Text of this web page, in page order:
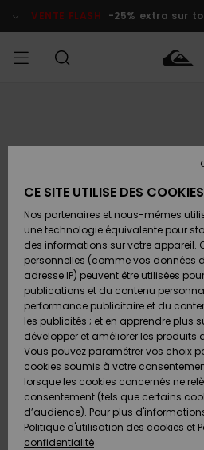
l'information
le
VENTE FLASH -25% extra sur
Accessoires
Chaussures
& Tongs
Surf
Snow
Nouveautés
Accessoires
Chaussures
& Tongs
Surf
Snow
Nouveautés
FEMME
Nouveautés
A
Découvrir
Snow
SURF
Enfant
Highlights
SNOW
Snow
Shop
Enfant
Snow
Shop
Femme
A
Découvrir
VENTE
FLASH
Enfant
Outlet
Femme
Préférences
Langue Et
Région
Nederlands
Retours
Paiement
Carte
Cadeau
Quiksilver
Freedom
Protection
des données
CE SITE UTILISE DES COOKIES
Nos partenaires et nous-mêmes
une technologie équivalente pour
des informations sur votre appareil.
personnelles (comme vos données
adresse IP) peuvent être utilisées
publications et du contenu
performance publicitaire et du
les publicités ; et en apprendre plus
développer et améliorer les produits
Vous pouvez paramétrer vos choix
cookies soumis à votre
lorsque les cookies concernés ne
consentement (tels que certains
d’audience). Pour plus
Politique d'utilisation des cookies et
confidentialité